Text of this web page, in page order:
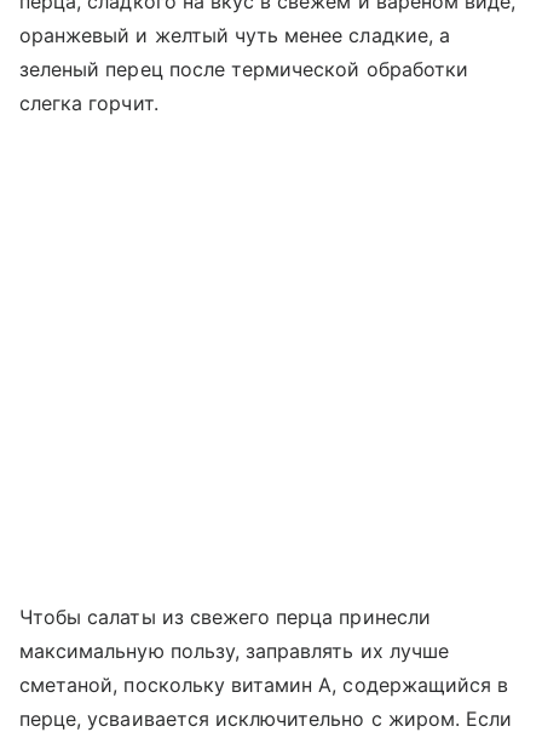
оранжевый и желтый чуть менее сладкие, а
зеленый перец после термической обработки
слегка горчит.
Чтобы салаты из свежего перца принесли
максимальную пользу, заправлять их лучше
сметаной, поскольку витамин А, содержащийся в
перце, усваивается исключительно с жиром. Если